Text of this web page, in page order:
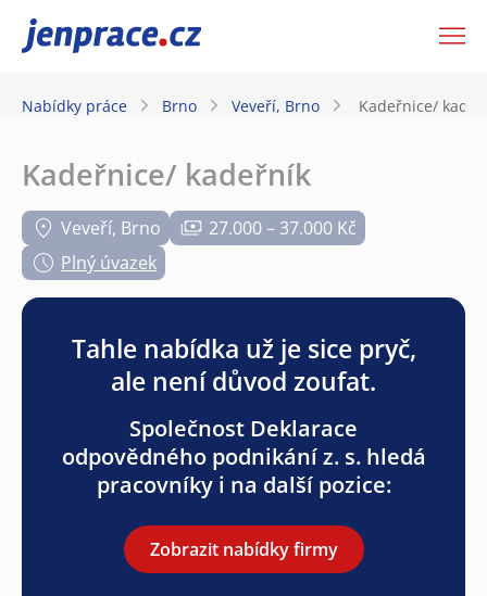
JenPráce.cz
Nabídky práce Brno Veveří, Brno Kadeřnice/
Kadeřnice/ kadeřník
Veveří, Brno
27.000 – 37.000 Kč
Plný úvazek
Tahle nabídka už je sice pryč,
ale není důvod zoufat.
Společnost Deklarace
odpovědného podnikání z. s. hledá
pracovníky i na další pozice:
Zobrazit nabídky firmy